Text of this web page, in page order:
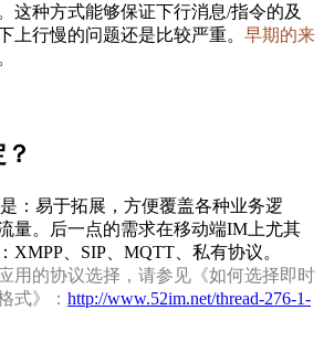
这种方式能够保证下行消息/指令的及
上行慢的问题还是比较严重。 早期的来
。
：易于拓展，方便覆盖各种业务逻
量。后一点的需求在移动端IM上尤其
XMPP、SIP、MQTT、私有协议。
用的协议选择，请参见《如何选择即时
式》： http://www.52im.net/thread-276-1-